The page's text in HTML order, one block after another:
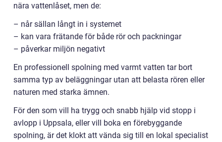
nära vattenlåset, men de:
– når sällan långt in i systemet
– kan vara frätande för både rör och packningar
– påverkar miljön negativt
En professionell spolning med varmt vatten tar bort
samma typ av beläggningar utan att belasta rören eller
naturen med starka ämnen.
För den som vill ha trygg och snabb hjälp vid stopp i
avlopp i Uppsala, eller vill boka en förebyggande
spolning, är det klokt att vända sig till en lokal specialist